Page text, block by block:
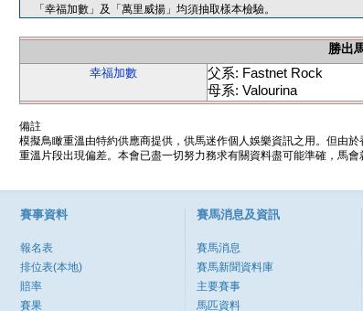
「幸福加數」及「萬里威揚」均須抽取樣本檢驗。
勝出
幸福加數
父系: Fastnet Rock
母系: Valourina
備註
模擬鳥瞰重溫由特約供應商提供，供馬迷作個人娛樂資訊之用。但由
重溫片段出現偏差。本會已盡一切努力務求有關資料盡可能準確，馬
賽事資料
報名表
排位表(本地)
賠率
賽果
賽馬消息及資訊
賽馬消息
賽馬新聞資料庫
主要賽事
馬匹資料